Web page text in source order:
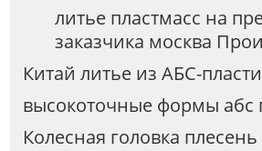
литье пластмасс на
заказчика москва
Китай литье из АБС-
высокоточные формы абс
Колесная головка плесень